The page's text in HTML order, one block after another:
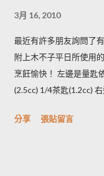
淨蒸熟，接著再依據料
凍。必須注意的是，在
所以解凍馬鈴薯塊時馬
度不同，可依料理需求
將馬鈴薯壓成泥，可以
被附近的馬鈴薯泥吸收
3月 16, 2010
最近有許多朋友詢問了
附上木不子平日所使用
烹飪愉快！ 左邊是量匙
(2.5cc) 1/4茶匙(1.2cc)
用材料容量重量換算表
分享 張貼留言